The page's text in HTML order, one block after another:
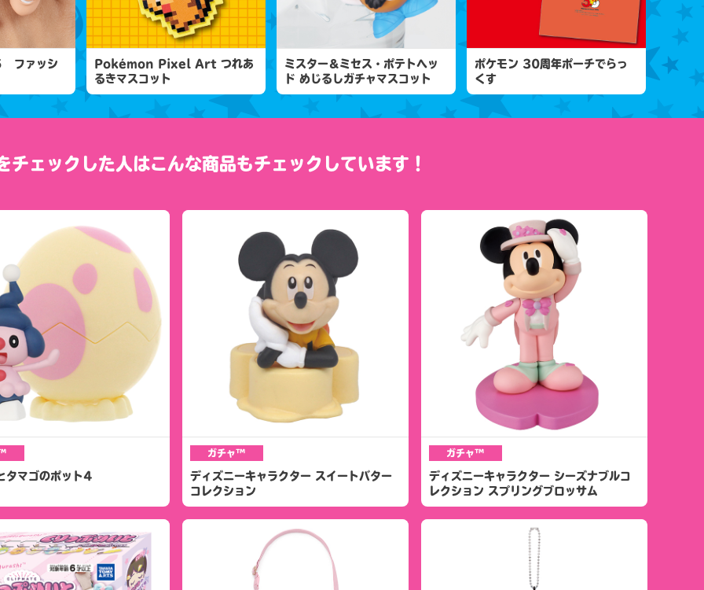
ファッシ
Pokémon Pixel Art つれあ
るきマスコット
ミスター＆ミセス・ポテトヘッ
ド めじるしガチャマスコット
ポケモン 30周年ポーチでらっ
くす
チェックした人はこんな商品もチェックしています！
タマゴのポット4
ガチャ™
ディズニーキャラクター スイートバター
コレクション
ガチャ™
ディズニーキャラクター シーズナブルコ
レクション スプリングブロッサム